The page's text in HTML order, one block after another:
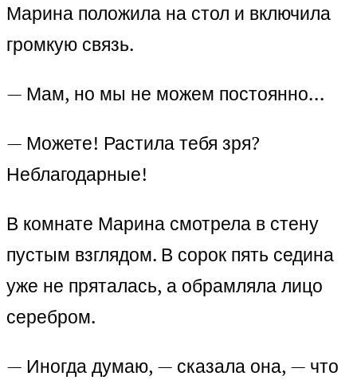
Марина положила на стол и включила
громкую связь.
— Мам, но мы не можем постоянно…
— Можете! Растила тебя зря?
Неблагодарные!
В комнате Марина смотрела в стену
пустым взглядом. В сорок пять седина
уже не пряталась, а обрамляла лицо
серебром.
— Иногда думаю, — сказала она, — что